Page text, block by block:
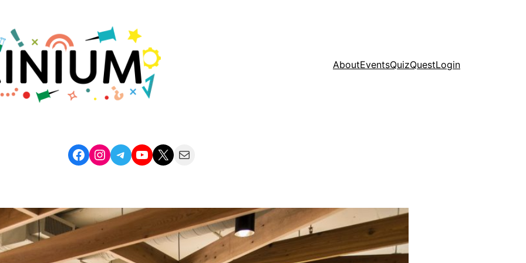
AboutEventsQuizQuestLogin
Facebook
Instagram
Telegram
YouTube
X Mail